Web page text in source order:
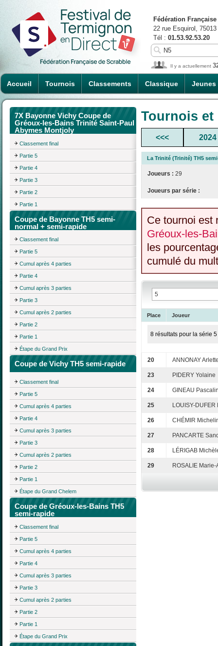
Accueil Tournois Classements Classique Jeunes
Fédération
22 rue Esquirol,
Tél : 01.53.92.53.20
Il y a actuellement
7X Bayonne Vichy Coupe de
Gréoux-les-Bains Trinité Saint-Paul
Abymes Montjoly
Classement final
Partie 5
Partie 4
Partie 3
Partie 2
Partie 1
Coupe de Bayonne TH5 semi-
normal + semi-rapide
Classement final
Partie 5
Cumul après 4 parties
Partie 4
Cumul après 3 parties
Partie 3
Cumul après 2 parties
Partie 2
Partie 1
Étape du Grand Prix
Coupe de Vichy TH5 semi-rapide
Classement final
Partie 5
Cumul après 4 parties
Partie 4
Cumul après 3 parties
Partie 3
Cumul après 2 parties
Partie 2
Partie 1
Étape du Grand Chelem
Coupe de Gréoux-les-Bains TH5
semi-rapide
Classement final
Partie 5
Cumul après 4 parties
Partie 4
Cumul après 3 parties
Partie 3
Cumul après 2 parties
Partie 2
Partie 1
Étape du Grand Prix
Tournois
<<< 2024
La Trinité (Trinité) TH5
Joueurs : 29
Joueurs par série :
Ce tournoi est
Gréoux-les-
les
cumulé du
Place Joueur
8 résultats pour la série 5
20 ANNONAY
23 PIDERY Yolaine
24 GINEAU
25 LOUISY-DUFER
26 CHÉMIR
27 PANCARTE
28 LÉRIGAB
29 ROSALIE Marie-